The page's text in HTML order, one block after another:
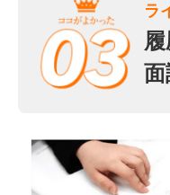
ラ
面